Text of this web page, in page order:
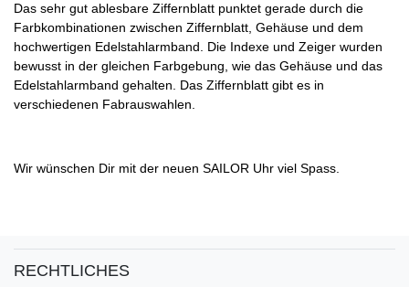
Das sehr gut ablesbare Ziffernblatt punktet gerade durch die
Farbkombinationen zwischen Ziffernblatt, Gehäuse und dem
hochwertigen Edelstahlarmband. Die Indexe und Zeiger wurden
bewusst in der gleichen Farbgebung, wie das Gehäuse und das
Edelstahlarmband gehalten. Das Ziffernblatt gibt es in
verschiedenen Fabrauswahlen.
Wir wünschen Dir mit der neuen SAILOR Uhr viel Spass.
RECHTLICHES